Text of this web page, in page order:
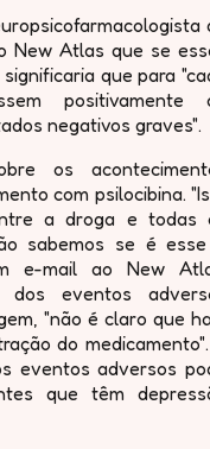
New Atlas que se
que para
positivamente
negativos graves".
os
com psilocibina.
a droga e todas
sabemos se é
e-mail ao New
dos eventos
"não é claro que
do
eventos adversos
que têm